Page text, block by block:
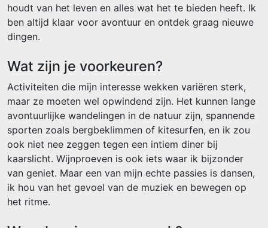
houdt van het leven en alles wat het te bieden heeft. Ik
ben altijd klaar voor avontuur en ontdek graag nieuwe
dingen.
Wat zijn je voorkeuren?
Activiteiten die mijn interesse wekken variëren sterk,
maar ze moeten wel opwindend zijn. Het kunnen lange
avontuurlijke wandelingen in de natuur zijn, spannende
sporten zoals bergbeklimmen of kitesurfen, en ik zou
ook niet nee zeggen tegen een intiem diner bij
kaarslicht. Wijnproeven is ook iets waar ik bijzonder
van geniet. Maar een van mijn echte passies is dansen,
ik hou van het gevoel van de muziek en bewegen op
het ritme.